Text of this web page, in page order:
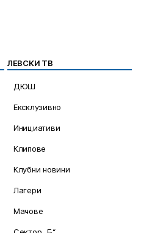
ЛЕВСКИ ТВ
ДЮШ
Ексклузивно
Инициативи
Клипове
Клубни новини
Лагери
Мачове